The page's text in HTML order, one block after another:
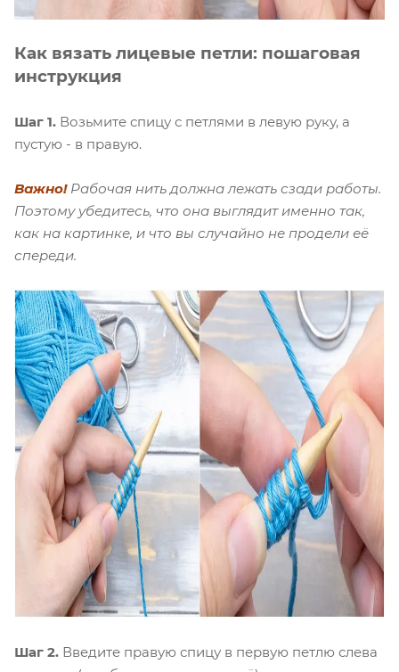
Как вязать лицевые петли: пошаговая
инструкция
Шаг 1. Возьмите спицу с петлями в левую руку, а
пустую - в правую.
Важно! Рабочая нить должна лежать сзади работы.
Поэтому убедитесь, что она выглядит именно так,
как на картинке, и что вы случайно не продели её
спереди.
Шаг 2. Введите правую спицу в первую петлю слева